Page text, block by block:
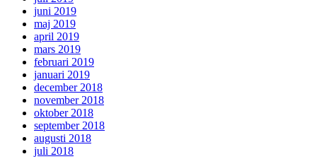
juni 2019
maj 2019
april 2019
mars 2019
februari 2019
januari 2019
december 2018
november 2018
oktober 2018
september 2018
augusti 2018
juli 2018